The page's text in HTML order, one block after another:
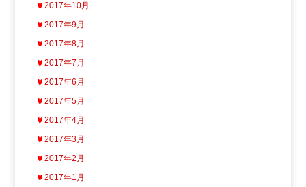
2017年10月
2017年9月
2017年8月
2017年7月
2017年6月
2017年5月
2017年4月
2017年3月
2017年2月
2017年1月